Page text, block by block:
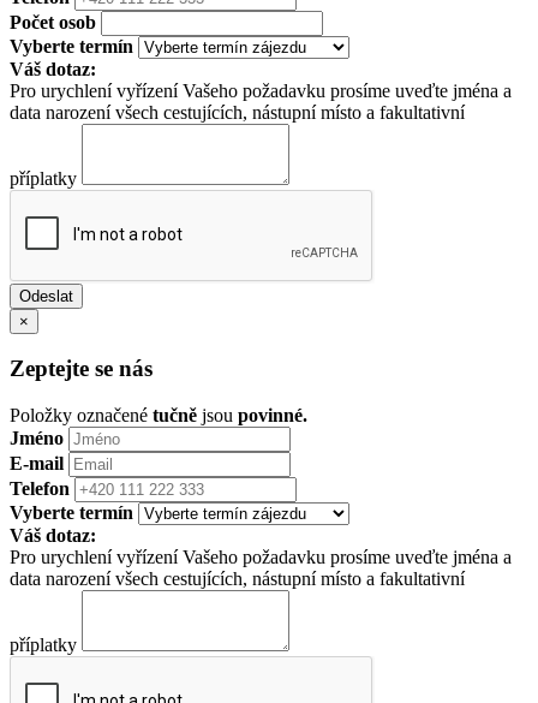
Počet osob
Vyberte termín
Váš dotaz:
Pro urychlení vyřízení Vašeho požadavku prosíme uveďte jména a
data narození všech cestujících, nástupní místo a fakultativní
příplatky
×
Zeptejte se nás
Položky označené tučně jsou povinné.
Jméno
E-mail
Telefon
Vyberte termín
Váš dotaz:
Pro urychlení vyřízení Vašeho požadavku prosíme uveďte jména a
data narození všech cestujících, nástupní místo a fakultativní
příplatky